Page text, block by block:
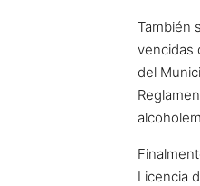
También
vencidas
del
Licencia